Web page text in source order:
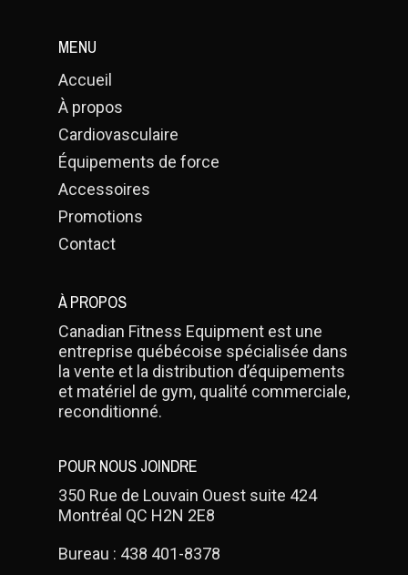
MENU
Accueil
À propos
Cardiovasculaire
Équipements de force
Accessoires
Promotions
Contact
À PROPOS
Canadian Fitness Equipment est une
entreprise québécoise spécialisée dans
la vente et la distribution d’équipements
et matériel de gym, qualité commerciale,
reconditionné.
POUR NOUS JOINDRE
350 Rue de Louvain Ouest suite 424
Montréal QC H2N 2E8
Bureau : 438 401-8378